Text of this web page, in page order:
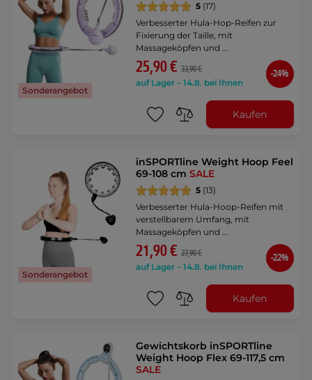
Sonderangebot
5 (17)
Verbesserter Hula-Hop-Reifen zur
Fixierung der Taille, mit
Massageköpfen und …
25,90 € 33,90 €
auf Lager – 14.8. bei Ihnen
-24%
Kaufen
Sonderangebot
inSPORTline Weight Hoop Feel
69-108 cmSALE
5 (13)
Verbesserter Hula-Hoop-Reifen mit
verstellbarem Umfang, mit
Massageköpfen und …
21,90 € 27,90 €
auf Lager – 14.8. bei Ihnen
-22%
Kaufen
Gewichtskorb inSPORTline
Weight Hoop Flex 69-117,5 cm
SALE